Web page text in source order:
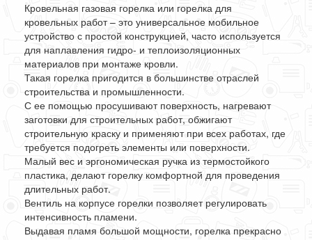
Кровельная газовая горелка или горелка для
кровельных работ – это универсальное мобильное
устройство с простой конструкцией, часто используется
для наплавления гидро- и теплоизоляционных
материалов при монтаже кровли.
Такая горелка пригодится в большинстве отраслей
строительства и промышленности.
С ее помощью просушивают поверхность, нагревают
заготовки для строительных работ, обжигают
строительную краску и применяют при всех работах, где
требуется подогреть элементы или поверхности.
Малый вес и эргономическая ручка из термостойкого
пластика, делают горелку комфортной для проведения
длительных работ.
Вентиль на корпусе горелки позволяет регулировать
интенсивность пламени.
Выдавая пламя большой мощности, горелка прекрасно